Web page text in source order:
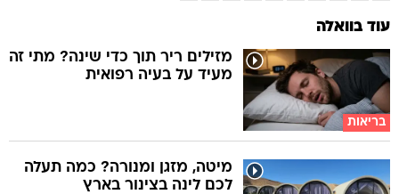
עוד בוואלה
בריאות
מזילים ריר תוך כדי שינה? מתי זה
מעיד על בעיה רפואית
מיטה, מזגן ומנורה? כמה תעלה
לכם לינה בצינור בארץ